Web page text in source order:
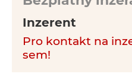
Inzerent
Pro kontakt na
sem!